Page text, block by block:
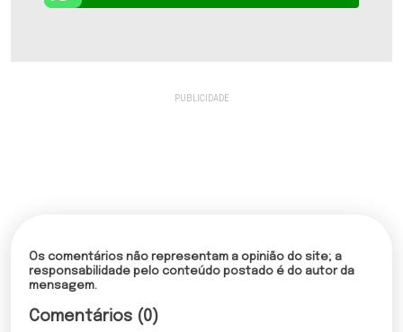
Os comentários não representam a opinião do site; a
responsabilidade pelo conteúdo postado é do autor da
mensagem.
Comentários (0)